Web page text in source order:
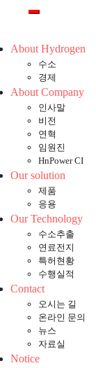
About Hydrogen
수소
경제
About Company
인사말
비전
연혁
임원진
HnPower CI
Our solution
제품
응용
Our Technology
수소추출
연료전지
특허현황
수행실적
Contact
오시는 길
온라인 문의
뉴스
자료실
Notice